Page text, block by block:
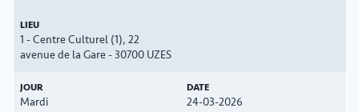
1 - Centre Culturel (1), 22
avenue de la Gare - 30700 UZES
Mardi 24-03-2026